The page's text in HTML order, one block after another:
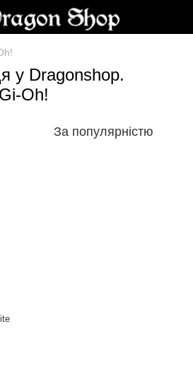
у Dragonshop.
Oh!
За популярністю